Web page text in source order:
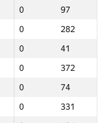
0
97
0
282
0
41
0
372
0
74
0
331